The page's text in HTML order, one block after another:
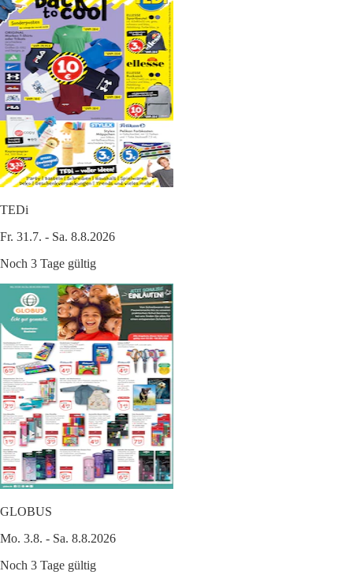
TEDi
Fr. 31.7. - Sa. 8.8.2026
Noch 3 Tage gültig
GLOBUS
Mo. 3.8. - Sa. 8.8.2026
Noch 3 Tage gültig